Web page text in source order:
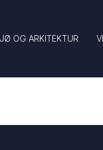
OG ARKITEKTUR